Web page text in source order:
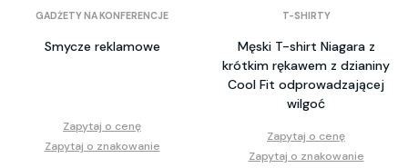
GADŻETY NA KONFERENCJE
Smycze reklamowe
Zapytaj o cenę
Zapytaj o znakowanie
T-SHIRTY
Męski T-shirt Niagara z
krótkim rękawem z dzianiny
Cool Fit odprowadzającej
wilgoć
Zapytaj o cenę
Zapytaj o znakowanie